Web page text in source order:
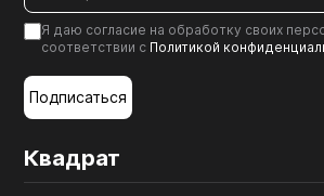
Квадрат
Я даю согласие на обработку своих
соответствии с Политикой
Подписаться